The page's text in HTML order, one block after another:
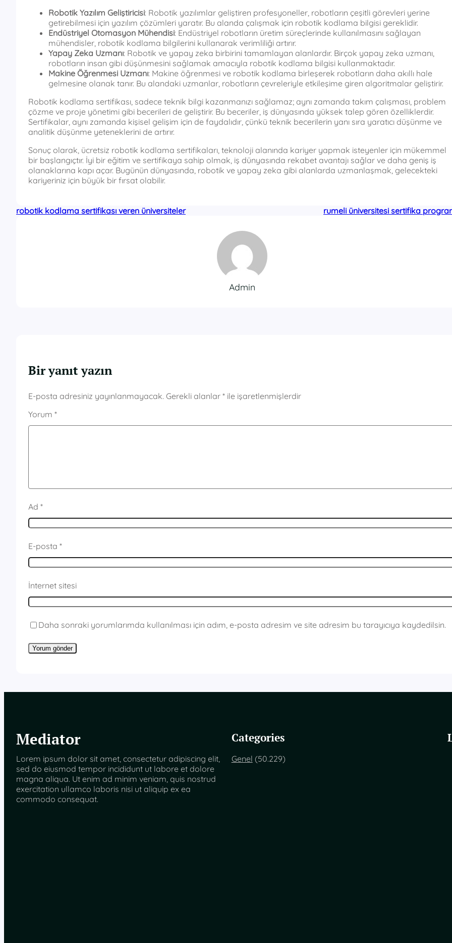
Robotik Yazılım Geliştiricisi: Robotik yazılımlar geliştiren profesyoneller, robotların çeşitli görevleri yerine
getirebilmesi için yazılım çözümleri yaratır. Bu alanda çalışmak için robotik kodlama bilgisi gereklidir.
Endüstriyel Otomasyon Mühendisi: Endüstriyel robotların üretim süreçlerinde kullanılmasını sağlayan
mühendisler, robotik kodlama bilgilerini kullanarak verimliliği artırır.
Yapay Zeka Uzmanı: Robotik ve yapay zeka birbirini tamamlayan alanlardır. Birçok yapay zeka uzmanı,
robotların insan gibi düşünmesini sağlamak amacıyla robotik kodlama bilgisi kullanmaktadır.
Makine Öğrenmesi Uzmanı: Makine öğrenmesi ve robotik kodlama birleşerek robotların daha akıllı hale
gelmesine olanak tanır. Bu alandaki uzmanlar, robotların çevreleriyle etkileşime giren algoritmalar geliştirir.
Robotik kodlama sertifikası, sadece teknik bilgi kazanmanızı sağlamaz; aynı zamanda takım çalışması, problem
çözme ve proje yönetimi gibi becerileri de geliştirir. Bu beceriler, iş dünyasında yüksek talep gören özelliklerdir.
Sertifikalar, aynı zamanda kişisel gelişim için de faydalıdır, çünkü teknik becerilerin yanı sıra yaratıcı düşünme ve
analitik düşünme yeteneklerini de artırır.
Sonuç olarak, ücretsiz robotik kodlama sertifikaları, teknoloji alanında kariyer yapmak isteyenler için mükemmel
bir başlangıçtır. İyi bir eğitim ve sertifikaya sahip olmak, iş dünyasında rekabet avantajı sağlar ve daha geniş iş
olanaklarına kapı açar. Bugünün dünyasında, robotik ve yapay zeka gibi alanlarda uzmanlaşmak, gelecekteki
kariyeriniz için büyük bir fırsat olabilir.
robotik kodlama sertifikası veren üniversiteler rumeli üniversitesi sertifika
Admin
Bir yanıt yazın
E-posta adresiniz yayınlanmayacak. Gerekli alanlar * ile işaretlenmişlerdir
Yorum *
Ad *
E-posta *
İnternet sitesi
Daha sonraki yorumlarımda kullanılması için adım, e-posta adresim ve site adresim bu tarayıcıya kaydedilsin.
Mediator
Lorem ipsum dolor sit amet, consectetur adipiscing elit,
sed do eiusmod tempor incididunt ut labore et dolore
magna aliqua. Ut enim ad minim veniam, quis nostrud
exercitation ullamco laboris nisi ut aliquip ex ea
commodo consequat.
Categories
Genel (50.229)